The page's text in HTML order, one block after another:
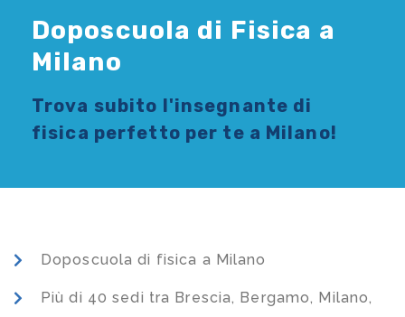
Doposcuola di Fisica a
Milano
Trova subito l'insegnante di
fisica perfetto per te a Milano!
Doposcuola di fisica a Milano
Più di 40 sedi tra Brescia, Bergamo, Milano,